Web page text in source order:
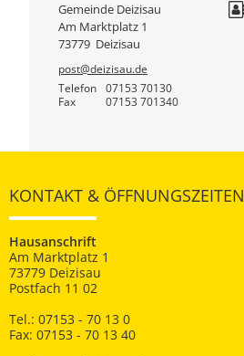
Gemeinde Deizisau
Am Marktplatz 1
73779 Deizisau
post@deizisau.de
Telefon
07153 70130
Fax 07153 701340
KONTAKT & ÖFFNUNGSZEITEN
Hausanschrift
Am Marktplatz 1
73779 Deizisau
Postfach 11 02
Tel.: 07153 - 70 13 0
Fax: 07153 - 70 13 40